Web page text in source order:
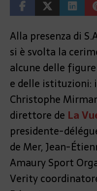
Alla presenza di
si è svolta la
alcune delle
e delle istituzioni:
Christophe
direttore de La
presidente-
de Mer, Jean-
Amaury Sport
Verity